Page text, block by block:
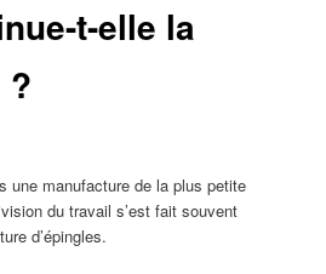
t-elle la
?
une manufacture de la plus petite
du travail s’est fait souvent
d’épingles.